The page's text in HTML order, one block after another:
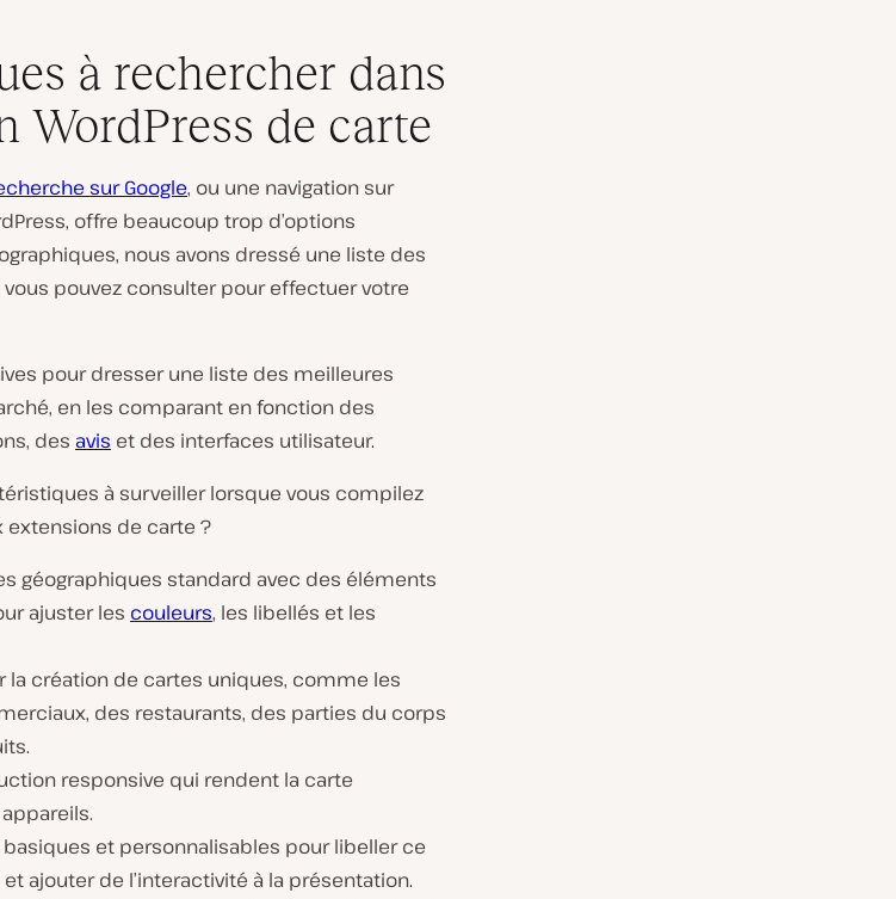
à rechercher dans
WordPress de carte
sur Google, ou une navigation sur
offre beaucoup trop d’options
nous avons dressé une liste des
pouvez consulter pour effectuer votre
pour dresser une liste des meilleures
en les comparant en fonction des
des avis et des interfaces utilisateur.
à surveiller lorsque vous compilez
de carte ?
géographiques standard avec des éléments
ajuster les couleurs, les libellés et les
la création de cartes uniques, comme les
des restaurants, des parties du corps
responsive qui rendent la carte
et personnalisables pour libeller ce
ajouter de l’interactivité à la présentation.